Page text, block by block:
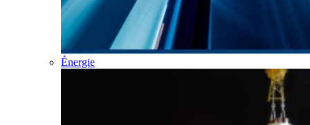
Énergie